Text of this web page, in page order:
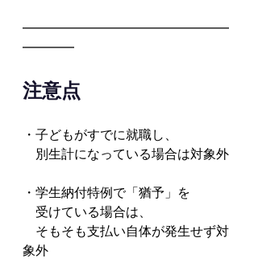
━━━━━━━━━━━━━━━━
━━━━
注意点
・子どもがすでに就職し、
別生計になっている場合は対象外
・学生納付特例で「猶予」を
受けている場合は、
そもそも支払い自体が発生せず対
象外